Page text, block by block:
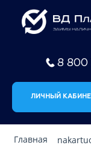
8 800
ЛИЧНЫЙ
Главная